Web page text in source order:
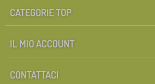
CATEGORIE TOP
IL MIO ACCOUNT
CONTATTACI